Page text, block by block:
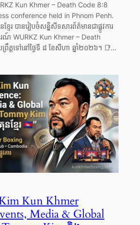
Kun Khmer – Death Code 8:8
conference held in Phnom Penh.
ែរ បានរៀបចំសន្និសីទសារព័ត៌មានជាផ្លូវការ
រណ៍ WURKZ Kun Khmer – Death
រឹត្តទៅនៅថ្ងៃទី ៨ ខែសីហា ឆ្នាំ២០២៦។ 📑…
Kun Khmer
Media & Global